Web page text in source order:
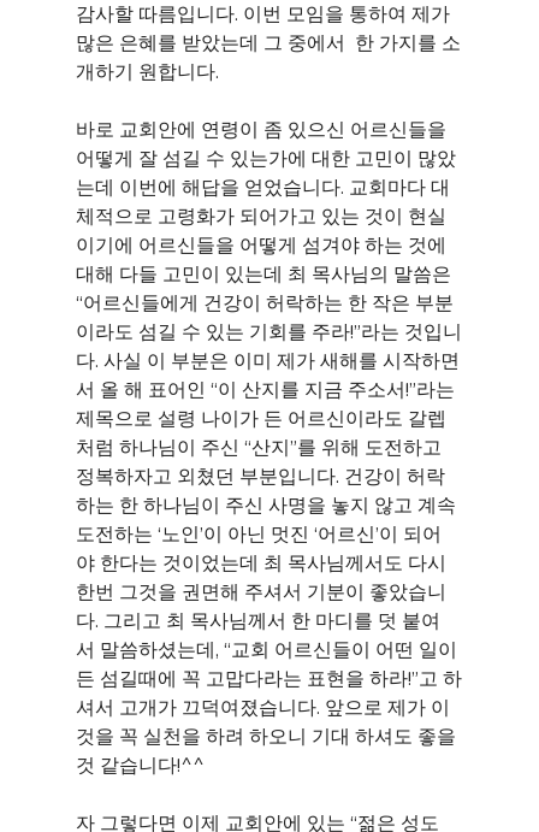
감사할 따름입니다. 이번 모임을 통하여 제가
많은 은혜를 받았는데 그 중에서  한 가지를 소
개하기 원합니다.
바로 교회안에 연령이 좀 있으신 어르신들을
어떻게 잘 섬길 수 있는가에 대한 고민이 많았
는데 이번에 해답을 얻었습니다. 교회마다 대
체적으로 고령화가 되어가고 있는 것이 현실
이기에 어르신들을 어떻게 섬겨야 하는 것에
대해 다들 고민이 있는데 최 목사님의 말씀은
“어르신들에게 건강이 허락하는 한 작은 부분
이라도 섬길 수 있는 기회를 주라!”라는 것입니
다. 사실 이 부분은 이미 제가 새해를 시작하면
서 올 해 표어인 “이 산지를 지금 주소서!”라는
제목으로 설령 나이가 든 어르신이라도 갈렙
처럼 하나님이 주신 “산지”를 위해 도전하고
정복하자고 외쳤던 부분입니다. 건강이 허락
하는 한 하나님이 주신 사명을 놓지 않고 계속
도전하는 ‘노인’이 아닌 멋진 ‘어르신’이 되어
야 한다는 것이었는데 최 목사님께서도 다시
한번 그것을 권면해 주셔서 기분이 좋았습니
다. 그리고 최 목사님께서 한 마디를 덧 붙여
서 말씀하셨는데, “교회 어르신들이 어떤 일이
든 섬길때에 꼭 고맙다라는 표현을 하라!”고 하
셔서 고개가 끄덕여졌습니다. 앞으로 제가 이
것을 꼭 실천을 하려 하오니 기대 하셔도 좋을
것 같습니다!^^
자 그렇다면 이제 교회안에 있는 “젊은 성도